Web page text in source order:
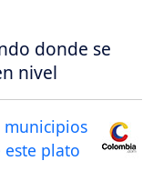
donde se
nivel